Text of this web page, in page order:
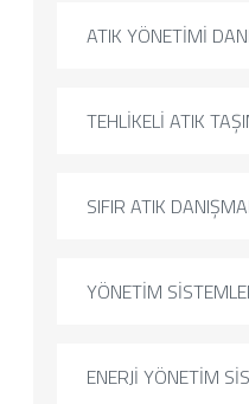
ATIK YÖNETİMİ
TEHLİKELİ ATIK
SIFIR ATIK
YÖNETİM
ENERJİ YÖNETİM